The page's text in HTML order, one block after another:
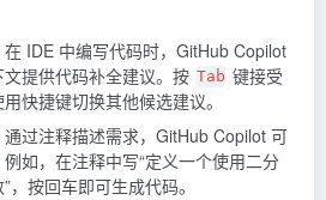
在 IDE 中编写代码时，GitHub Copilot
提供代码补全建议。按 Tab 键接受
快捷键切换其他候选建议。
通过注释描述需求，GitHub Copilot 可
如，在注释中写“定义一个使用二分
，按回车即可生成代码。